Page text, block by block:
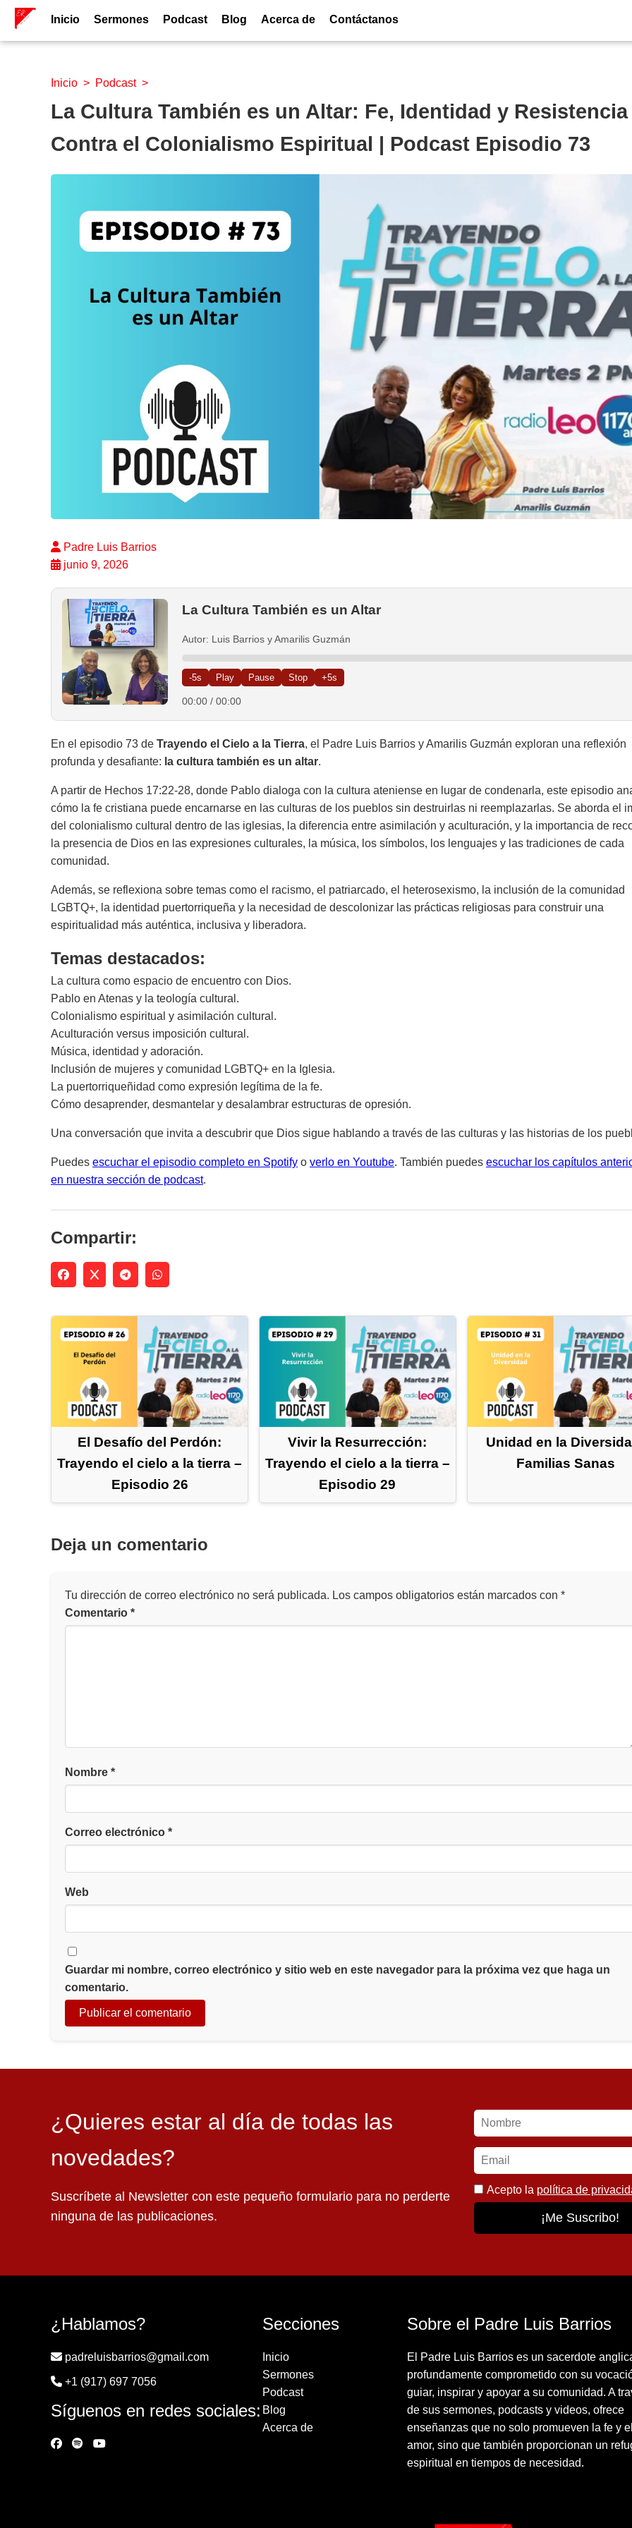
Inicio Sermones Podcast Blog Acerca de Contáctanos
Inicio > Podcast>
La Cultura También es un Altar: Fe, Identidad y Resistencia
Contra el Colonialismo Espiritual | Podcast Episodio 73
Padre Luis Barrios
junio 9, 2026
La Cultura También es un Altar
Autor: Luis Barrios y Amarilis Guzmán
-5s Play Pause Stop +5s
00:00 / 00:00
En el episodio 73 de Trayendo el Cielo a la Tierra, el Padre Luis Barrios y Amarilis Guzmán exploran una reflexión
profunda y desafiante: la cultura también es un altar.
A partir de Hechos 17:22-28, donde Pablo dialoga con la cultura ateniense en lugar de condenarla, este episodio
cómo la fe cristiana puede encarnarse en las culturas de los pueblos sin destruirlas ni reemplazarlas. Se aborda el
del colonialismo cultural dentro de las iglesias, la diferencia entre asimilación y aculturación, y la importancia de
la presencia de Dios en las expresiones culturales, la música, los símbolos, los lenguajes y las tradiciones de cada
comunidad.
Además, se reflexiona sobre temas como el racismo, el patriarcado, el heterosexismo, la inclusión de la comunidad
LGBTQ+, la identidad puertorriqueña y la necesidad de descolonizar las prácticas religiosas para construir una
espiritualidad más auténtica, inclusiva y liberadora.
Temas destacados:
La cultura como espacio de encuentro con Dios.
Pablo en Atenas y la teología cultural.
Colonialismo espiritual y asimilación cultural.
Aculturación versus imposición cultural.
Música, identidad y adoración.
Inclusión de mujeres y comunidad LGBTQ+ en la Iglesia.
La puertorriqueñidad como expresión legítima de la fe.
Cómo desaprender, desmantelar y desalambrar estructuras de opresión.
Una conversación que invita a descubrir que Dios sigue hablando a través de las culturas y las historias de los
Puedes escuchar el episodio completo en Spotify o verlo en Youtube. También puedes escuchar los capítulos
en nuestra sección de podcast.
Compartir:
El Desafío del Perdón:
Trayendo el cielo a la tierra –
Episodio 26
Vivir la Resurrección:
Trayendo el cielo a la tierra –
Episodio 29
Unidad en la
Familias Sanas
Deja un comentario
Tu dirección de correo electrónico no será publicada. Los campos obligatorios están marcados con *
Comentario *
Nombre *
Correo electrónico *
Web
Guardar mi nombre, correo electrónico y sitio web en este navegador para la próxima vez que haga un
comentario.
¿Quieres estar al día de todas las
novedades?
Suscríbete al Newsletter con este pequeño formulario para no perderte
ninguna de las publicaciones.
Acepto la política de
¿Hablamos?
padreluisbarrios@gmail.com
+1 (917) 697 7056
Síguenos en redes sociales:
Secciones
Inicio
Sermones
Podcast
Blog
Acerca de
Sobre el Padre Luis Barrios
El Padre Luis Barrios es un sacerdote
profundamente comprometido con su
guiar, inspirar y apoyar a su comunidad. A
de sus sermones, podcasts y videos, ofrece
enseñanzas que no solo promueven la fe y
amor, sino que también proporcionan un
espiritual en tiempos de necesidad.